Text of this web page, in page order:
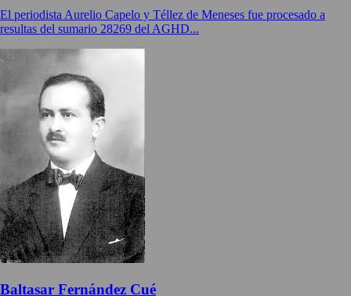
El periodista Aurelio Capelo y Téllez de Meneses fue procesado a
resultas del sumario 28269 del AGHD...
Baltasar Fernández Cué